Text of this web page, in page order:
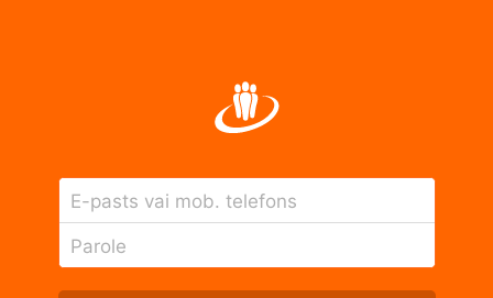
E-pasts vai mob. telefons
Parole